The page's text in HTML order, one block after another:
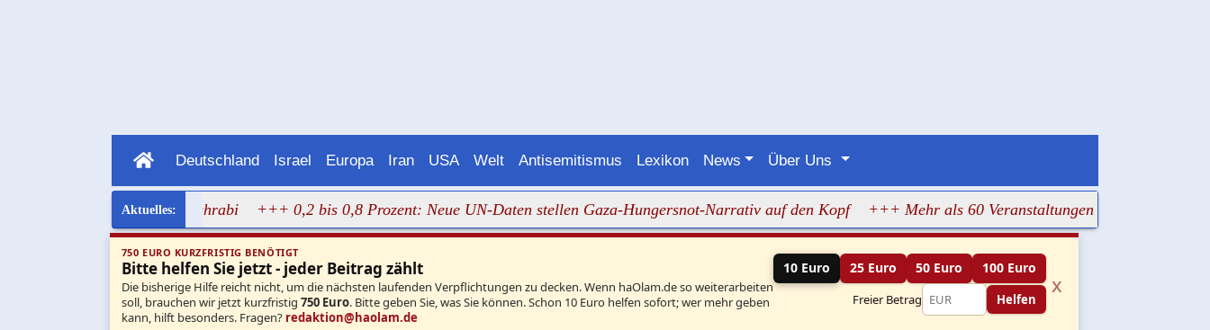
Deutschland Israel Europa Iran USA Welt Antisemitismus Lexikon News Über Uns
Bild von Dalal Mughrabi +++ 0,2 bis 0,8 Prozent: Neue UN-Daten stellen Gaza-Hungersnot-Narrativ auf den Kopf +++ Mehr als 60 Veranstaltungen machen jüdisches
750 EURO KURZFRISTIG BENÖTIGT
Bitte helfen Sie jetzt - jeder Beitrag zählt
Die bisherige Hilfe reicht nicht, um die nächsten laufenden Verpflichtungen zu decken. Wenn haOlam.de so weiterarbeiten
soll, brauchen wir jetzt kurzfristig 750 Euro. Bitte geben Sie, was Sie können. Schon 10 Euro helfen sofort; wer mehr geben
kann, hilft besonders. Fragen? redaktion@haolam.de
10 Euro 25 Euro 50 Euro 100 Euro
Freier Betrag Helfen
x